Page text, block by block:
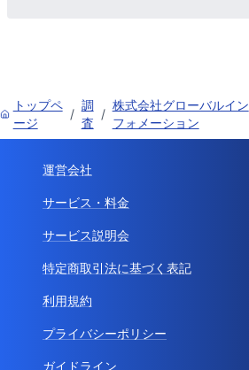
トップペ
ージ
/
調
査
/
株式会社グローバルイン
フォメーション
運営会社
サービス・料金
サービス説明会
特定商取引法に基づく表記
利用規約
プライバシーポリシー
ガイドライン